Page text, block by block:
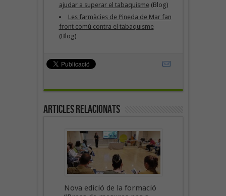
ajudar a superar el tabaquisme (Blog)
Les farmàcies de Pineda de Mar fan
front comú contra el tabaquisme
(Blog)
Articles Relacionats
Nova edició de la formació